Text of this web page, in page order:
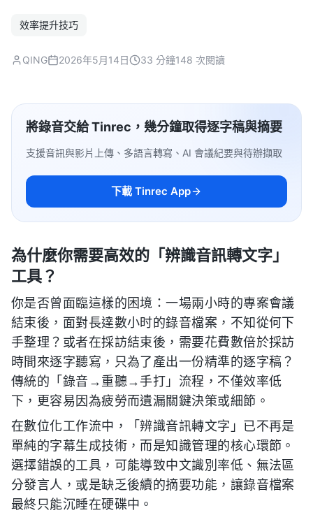
效率提升技巧
QING 2026年5月14日 33 分鐘148 次閱讀
將錄音交給 Tinrec，幾分鐘取得逐字稿與摘要
支援音訊與影片上傳、多語言轉寫、AI 會議紀要與待辦擷取
下載 Tinrec App
為什麼你需要高效的「辨識音訊轉文字」
工具？
你是否曾面臨這樣的困境：一場兩小時的專案會議
結束後，面對長達數小时的錄音檔案，不知從何下
手整理？或者在採訪結束後，需要花費數倍於採訪
時間來逐字聽寫，只為了產出一份精準的逐字稿？
傳統的「錄音→重聽→手打」流程，不僅效率低
下，更容易因為疲勞而遺漏關鍵決策或細節。
在數位化工作流中，「辨識音訊轉文字」已不再是
單純的字幕生成技術，而是知識管理的核心環節。
選擇錯誤的工具，可能導致中文識別率低、無法區
分發言人，或是缺乏後續的摘要功能，讓錄音檔案
最終只能沉睡在硬碟中。